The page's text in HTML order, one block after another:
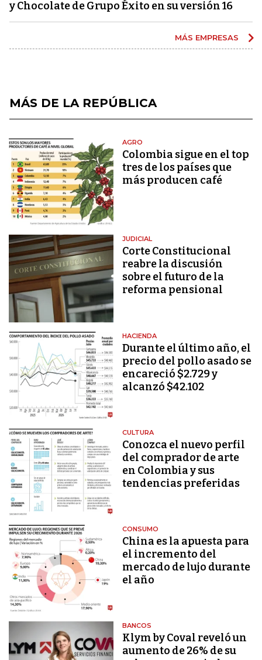
y Chocolate de Grupo Éxito en su versión 16
MÁS EMPRESAS
MÁS DE LA REPÚBLICA
AGRO
Colombia sigue en el top
tres de los países que
más producen café
JUDICIAL
Corte Constitucional
reabre la discusión
sobre el futuro de la
reforma pensional
HACIENDA
Durante el último año, el
precio del pollo asado se
encareció $2.729 y
alcanzó $42.102
CULTURA
Conozca el nuevo perfil
del comprador de arte
en Colombia y sus
tendencias preferidas
CONSUMO
China es la apuesta para
el incremento del
mercado de lujo durante
el año
BANCOS
Klym by Coval reveló un
aumento de 26% de su